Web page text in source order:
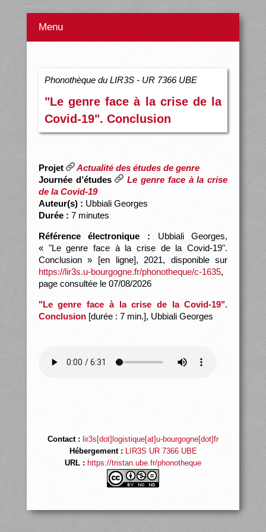
Menu
Phonothèque du LIR3S - UR 7366 UBE
"Le genre face à la crise de la
Covid-19". Conclusion
Projet
Actualité des études de genre
Journée d’études
Le genre face à la crise
de la Covid-19
Auteur(s) : Ubbiali Georges
Durée : 7 minutes
Référence électronique : Ubbiali Georges,
« "Le genre face à la crise de la Covid-19".
Conclusion » [en ligne], 2021, disponible sur
https://lir3s.u-bourgogne.fr/phonotheque/c-1635,
page consultée le 07/08/2026
"Le genre face à la crise de la Covid-19".
Conclusion[durée : 7 min.], Ubbiali Georges
Contact : lir3s[dot]logistique[at]u-bourgogne[dot]fr
Hébergement : LIR3S UR 7366 UBE
URL : https://tristan.ube.fr/phonotheque